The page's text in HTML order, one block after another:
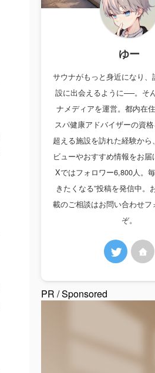
ゆー
サウナがもっと身近になり
設に出会えるように──。そ
ナメディアを運営。都内在
スパ健康アドバイザーの資
超える施設を訪れた経験から
ビューやおすすめ情報をお届
Xではフォロワー6,800人。
きたくなる”投稿を発信中。
載のご相談はお問い合わせフ
ぞ。
PR / Sponsored